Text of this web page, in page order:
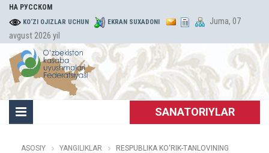
НА РУССКОМ
KO‘ZI OJIZLAR UCHUN EKRAN SUXADONI
Juma, 07
avgust 2026 yil
SANATORIYLAR
ASOSIY YANGILIKLAR
RESPUBLIKA KO‘RIK-TANLOVINING